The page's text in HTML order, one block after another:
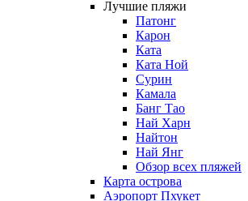
Лучшие пляжи
Патонг
Карон
Ката
Ката Ной
Сурин
Камала
Банг Тао
Най Харн
Найтон
Най Янг
Обзор всех пляжей
Карта острова
Аэропорт Пхукет